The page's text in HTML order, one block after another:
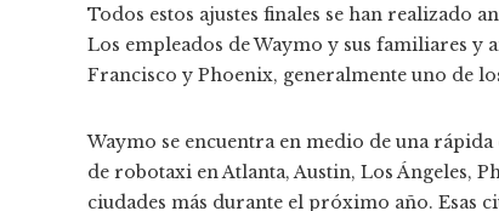
Todos estos ajustes finales se han realizado
Los empleados de Waymo y sus familiares y
Francisco y Phoenix, generalmente uno de
Waymo se encuentra en medio de una
de robotaxi en Atlanta, Austin, Los Ángeles,
ciudades más durante el próximo año. Esas